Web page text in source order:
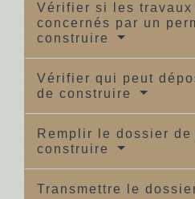
Vérifier si les travaux
concernés par un
construire
Vérifier qui peut
de construire
Remplir le dossier de
construire
Transmettre le